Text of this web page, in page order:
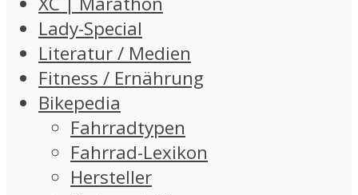
Lady-Special
Literatur / Medien
Fitness / Ernährung
Bikepedia
Fahrradtypen
Fahrrad-Lexikon
Hersteller